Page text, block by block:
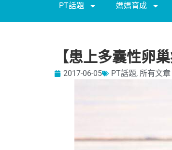
PT話題 媽媽育成
【患上多囊性卵
2017-06-05 PT話題, 所有文章